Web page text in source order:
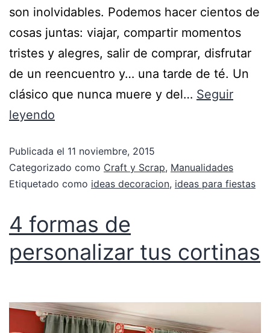
son inolvidables. Podemos hacer cientos de
cosas juntas: viajar, compartir momentos
tristes y alegres, salir de comprar, disfrutar
de un reencuentro y… una tarde de té. Un
clásico que nunca muere y del… Seguir
leyendo
Publicada el 11 noviembre, 2015
Categorizado como Craft y Scrap, Manualidades
Etiquetado como ideas decoracion, ideas para fiestas
4 formas de
personalizar tus cortinas